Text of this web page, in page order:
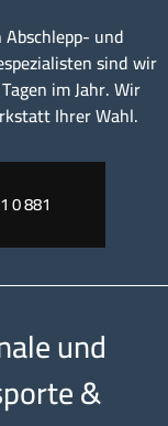
und
sind wir
im Jahr. Wir
Ihrer Wahl.
0 881
und
&